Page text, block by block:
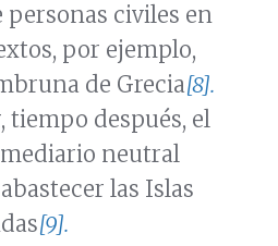
personas civiles en
por ejemplo,
de Grecia[8].
tiempo después, el
neutral
las Islas
[9].